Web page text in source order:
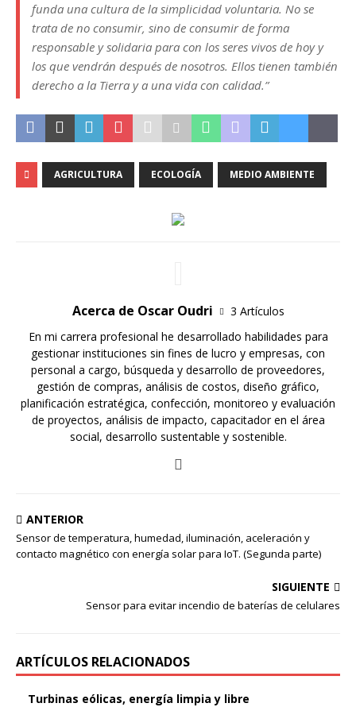
funda una cultura de la simplicidad voluntaria. No se
trata de no consumir, sino de consumir de forma
responsable y solidaria para con los seres vivos de hoy y
los que vendrán después de nosotros. Ellos tienen también
derecho a la Tierra y a una vida con calidad.”
AGRICULTURA ECOLOGÍA MEDIO AMBIENTE
Acerca de Oscar Oudri
3 Artículos
En mi carrera profesional he desarrollado habilidades para
gestionar instituciones sin fines de lucro y empresas, con
personal a cargo, búsqueda y desarrollo de proveedores,
gestión de compras, análisis de costos, diseño gráfico,
planificación estratégica, confección, monitoreo y evaluación
de proyectos, análisis de impacto, capacitador en el área
social, desarrollo sustentable y sostenible.
ANTERIOR
Sensor de temperatura, humedad, iluminación, aceleración y
contacto magnético con energía solar para IoT. (Segunda parte)
SIGUIENTE
Sensor para evitar incendio de baterías de celulares
ARTÍCULOS RELACIONADOS
Turbinas eólicas, energía limpia y libre